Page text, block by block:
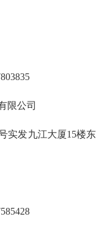
限公司
发九江大厦15楼东